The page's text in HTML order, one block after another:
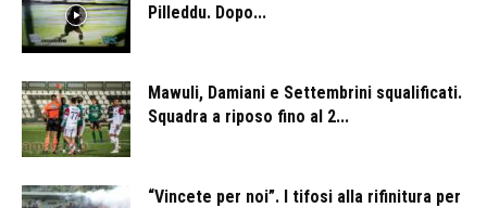
Pilleddu. Dopo...
Mawuli, Damiani e Settembrini squalificati.
Squadra a riposo fino al 2...
“Vincete per noi”. I tifosi alla rifinitura per